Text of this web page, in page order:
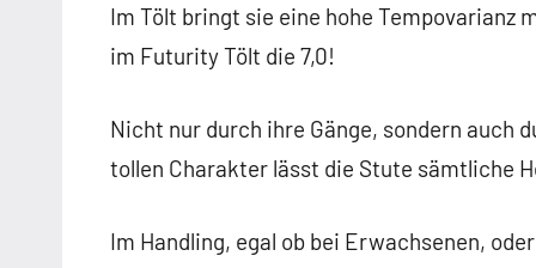
Im Tölt bringt sie eine hohe Tempovarianz
im Futurity Tölt die 7,0!
Nicht nur durch ihre Gänge, sondern auch
tollen Charakter lässt die Stute sämtliche
Im Handling, egal ob bei Erwachsenen,